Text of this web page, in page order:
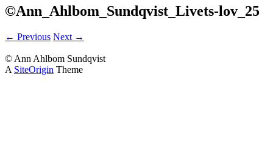
©Ann_Ahlbom_Sundqvist_Livets-lov_25
← Previous Next →
© Ann Ahlbom Sundqvist
A SiteOrigin Theme